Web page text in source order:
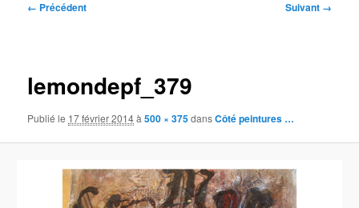
Navigation
← Précédent Suivant →
lemondepf_379
Publié le 17 février 2014à500 × 375dansCôté peintures …